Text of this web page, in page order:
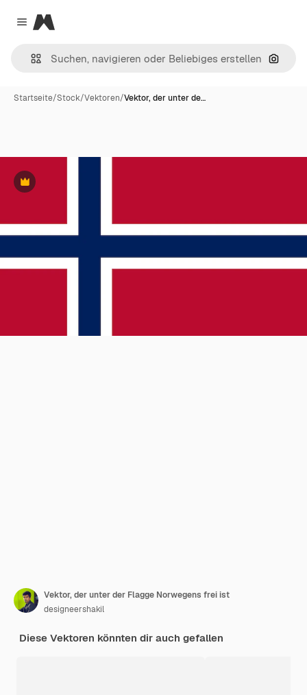
Close menu
Magnific
Nach
Startseite/Stock/Vektoren/Vektor, der unter de…
Premium
Vektor, der unter der Flagge Norwegens frei ist
designeershakil
Diese Vektoren könnten dir auch gefallen